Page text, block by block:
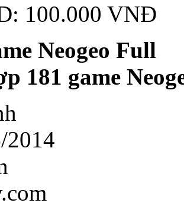
100.000 VNĐ
Neogeo Full
181 game
2014